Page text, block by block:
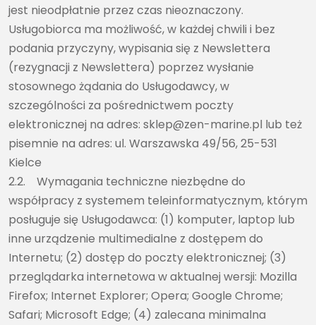
jest nieodpłatnie przez czas nieoznaczony.
Usługobiorca ma możliwość, w każdej chwili i bez
podania przyczyny, wypisania się z Newslettera
(rezygnacji z Newslettera) poprzez wysłanie
stosownego żądania do Usługodawcy, w
szczególności za pośrednictwem poczty
elektronicznej na adres: sklep@zen-marine.pl lub też
pisemnie na adres: ul. Warszawska 49/56, 25-531
Kielce
2.2. Wymagania techniczne niezbędne do
współpracy z systemem teleinformatycznym, którym
posługuje się Usługodawca: (1) komputer, laptop lub
inne urządzenie multimedialne z dostępem do
Internetu; (2) dostęp do poczty elektronicznej; (3)
przeglądarka internetowa w aktualnej wersji: Mozilla
Firefox; Internet Explorer; Opera; Google Chrome;
Safari; Microsoft Edge; (4) zalecana minimalna